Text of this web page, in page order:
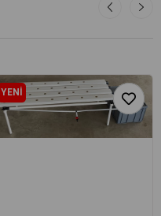
YENI
ÜRÜN